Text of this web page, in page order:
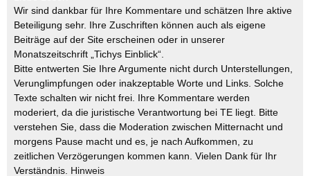
Wir sind dankbar für Ihre Kommentare und schätzen Ihre aktive
Beteiligung sehr. Ihre Zuschriften können auch als eigene
Beiträge auf der Site erscheinen oder in unserer
Monatszeitschrift „Tichys Einblick“.
Bitte entwerten Sie Ihre Argumente nicht durch Unterstellungen,
Verunglimpfungen oder inakzeptable Worte und Links. Solche
Texte schalten wir nicht frei. Ihre Kommentare werden
moderiert, da die juristische Verantwortung bei TE liegt. Bitte
verstehen Sie, dass die Moderation zwischen Mitternacht und
morgens Pause macht und es, je nach Aufkommen, zu
zeitlichen Verzögerungen kommen kann. Vielen Dank für Ihr
Verständnis. Hinweis